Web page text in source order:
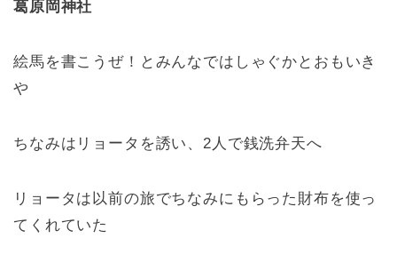
葛原岡神社
絵馬を書こうぜ！とみんなではしゃぐかとおもいき
や
ちなみはリョータを誘い、2人で銭洗弁天へ
リョータは以前の旅でちなみにもらった財布を使っ
てくれていた